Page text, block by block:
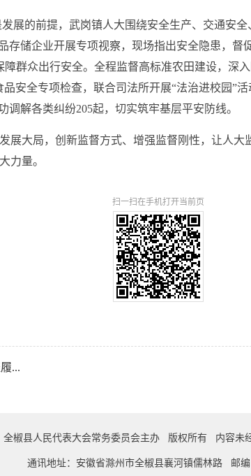
发展的前提，武岗镇人大围绕安全生产、交通安
存储企业开展专项视察，现场指出安全隐患，
群众出行安全。全程监督高标准农田建设，深
安全专项检查，联合司法所开展“法治进校园”
解各类纠纷205起，切实筑牢基层平安防线。
展大局，创新监督方式、增强监督刚性，让人
力量。
扫一扫在手机打开当前页
...
全椒县人民代表大会常务委员会主办 版权所有 内容未
通讯地址：安徽省滁州市全椒县襄河镇儒林路 邮编